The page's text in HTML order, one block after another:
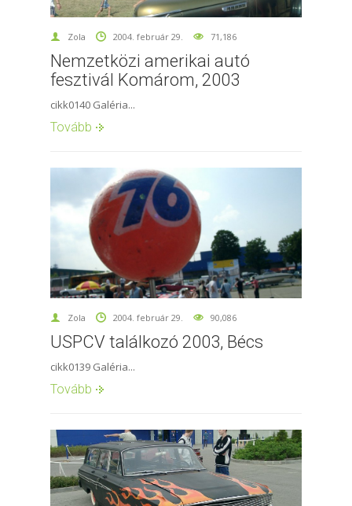
Zola 2004. február 29. 71,186
Nemzetközi amerikai autó
fesztivál Komárom, 2003
cikk0140 Galéria...
Tovább
Zola 2004. február 29. 90,086
USPCV találkozó 2003, Bécs
cikk0139 Galéria...
Tovább